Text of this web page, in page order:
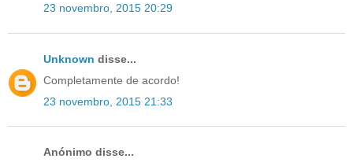
23 novembro, 2015 20:29
Unknown disse...
Completamente de acordo!
23 novembro, 2015 21:33
Anónimo disse...